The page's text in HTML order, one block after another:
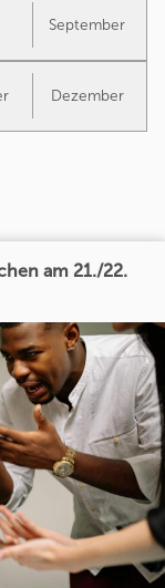
am 21./22.
September
Dezember